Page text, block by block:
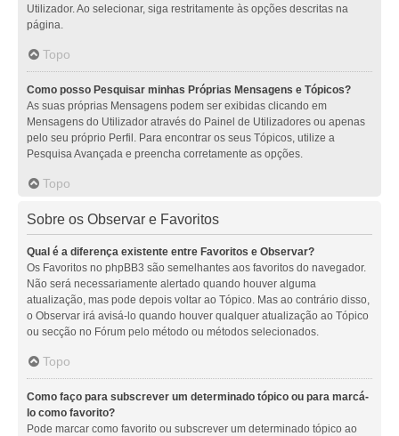
Utilizador. Ao selecionar, siga restritamente às opções descritas na
página.
Topo
Como posso Pesquisar minhas Próprias Mensagens e Tópicos?
As suas próprias Mensagens podem ser exibidas clicando em
Mensagens do Utilizador através do Painel de Utilizadores ou apenas
pelo seu próprio Perfil. Para encontrar os seus Tópicos, utilize a
Pesquisa Avançada e preencha corretamente as opções.
Topo
Sobre os Observar e Favoritos
Qual é a diferença existente entre Favoritos e Observar?
Os Favoritos no phpBB3 são semelhantes aos favoritos do navegador.
Não será necessariamente alertado quando houver alguma
atualização, mas pode depois voltar ao Tópico. Mas ao contrário disso,
o Observar irá avisá-lo quando houver qualquer atualização ao Tópico
ou secção no Fórum pelo método ou métodos selecionados.
Topo
Como faço para subscrever um determinado tópico ou para marcá-
lo como favorito?
Pode marcar como favorito ou subscrever um determinado tópico ao